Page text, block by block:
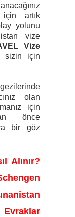
artık
yolunu
vize
Vize
sizin için
olan
için
önce
bir göz
Alınır?